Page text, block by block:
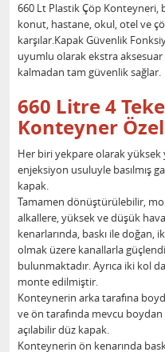
660 Lt Plastik Çöp
konut, hastane, okul, otel ve
karşılar.Kapak Güvenlik
uyumlu olarak ekstra aksesuar
kalmadan tam güvenlik sağlar.
660 Litre 4
Konteyner
Her biri yekpare olarak
enjeksiyon usuluyle basılmış
kapak.
Tamamen dönüştürülebilir, mor
alkallere, yüksek ve düşük hava
kenarlarında, baskı ile
olmak üzere kanallarla
bulunmaktadır. Ayrıca iki kol
monte edilmiştir.
Konteynerin arka tarafına
ve ön tarafında mevcu
açılabilir düz kapak.
Konteynerin ön kenarında